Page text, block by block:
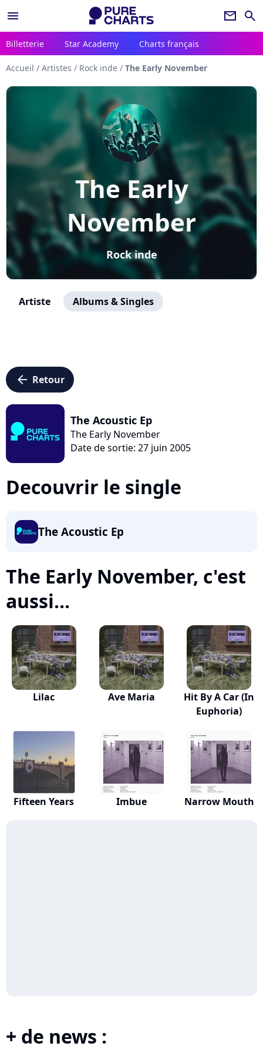
menu newsletter search
Billetterie Star Academy Charts français
Accueil / Artistes / Rock inde / The Early November
The Early
November
Rock inde
Artiste Albums & Singles
arrow_left Retour
The Acoustic Ep
The Early November
Date de sortie: 27 juin 2005
Decouvrir le single
The Acoustic Ep
The Early November, c'est
aussi...
Lilac Ave Maria
Hit By A Car (In
Euphoria)
Fifteen Years Imbue Narrow Mouth
+ de news :